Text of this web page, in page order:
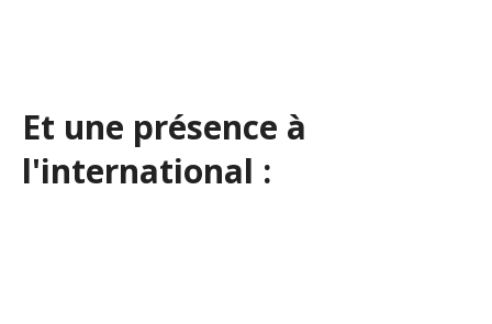
Et une présence à
l'international :